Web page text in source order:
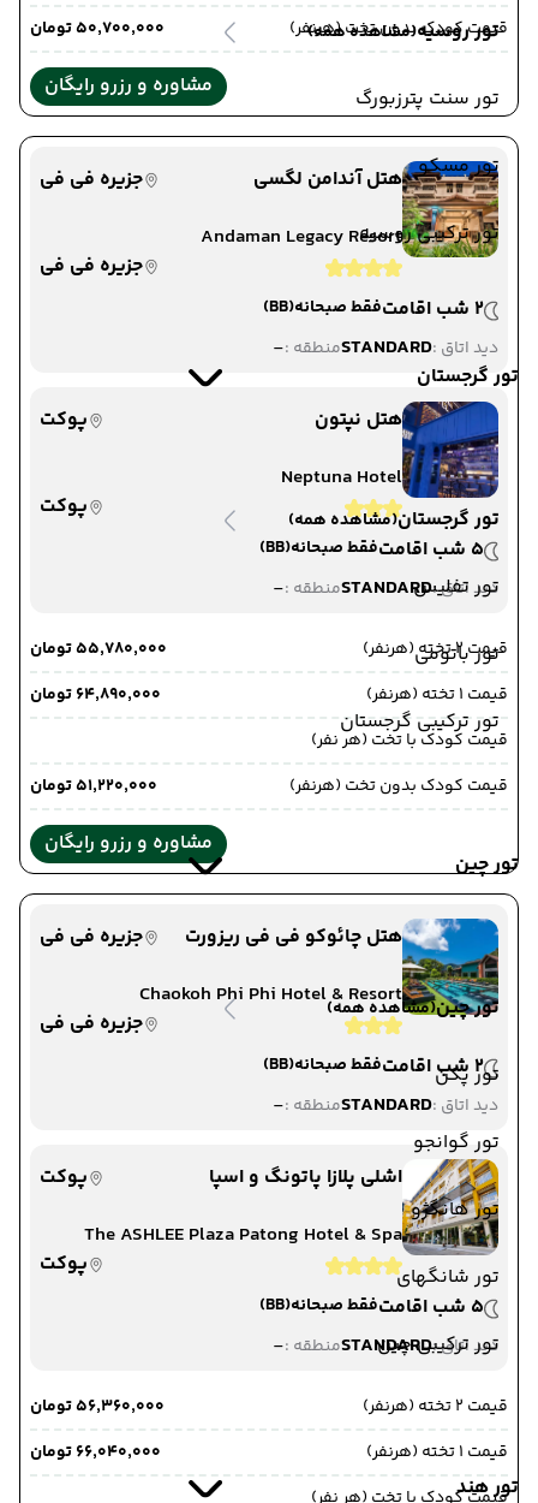
تور روسیه(مشاهده همه)
تور سنت پترزبورگ
تور مسکو
تور ترکیبی روسیه
تور گرجستان
تور گرجستان(مشاهده همه)
تور تفلیس
تور باتومی
تور ترکیبی گرجستان
تور چین
تور چین(مشاهده همه)
تور پکن
تور گوانجو
تور هانگژو
تور شانگهای
تور ترکیبی چین
تور هند
قیمت کودک بدون تخت (هرنفر)
۵۰٬۷۰۰٬۰۰۰ تومان
مشاوره و رزرو رایگان
هتل آندامن لگسی
جزیره فی فی
Andaman Legacy Resort
جزیره فی فی
2 شب اقامت
فقط صبحانه(BB)
دید اتاق :STANDARDمنطقه :-
هتل نپتون
پوکت
Neptuna Hotel
پوکت
5 شب اقامت
فقط صبحانه(BB)
دید اتاق :STANDARDمنطقه :-
قیمت 2 تخته (هرنفر)
۵۵٬۷۸۰٬۰۰۰ تومان
قیمت 1 تخته (هرنفر)
۶۴٬۸۹۰٬۰۰۰ تومان
قیمت کودک با تخت (هر نفر)
قیمت کودک بدون تخت (هرنفر)
۵۱٬۲۲۰٬۰۰۰ تومان
مشاوره و رزرو رایگان
هتل چائوکو فی فی ریزورت
جزیره فی فی
Chaokoh Phi Phi Hotel & Resort
جزیره فی فی
2 شب اقامت
فقط صبحانه(BB)
دید اتاق :STANDARDمنطقه :-
اشلی پلازا پاتونگ و اسپا
پوکت
The ASHLEE Plaza Patong Hotel & Spa
پوکت
5 شب اقامت
فقط صبحانه(BB)
دید اتاق :STANDARDمنطقه :-
قیمت 2 تخته (هرنفر)
۵۶٬۳۶۰٬۰۰۰ تومان
قیمت 1 تخته (هرنفر)
۶۶٬۰۴۰٬۰۰۰ تومان